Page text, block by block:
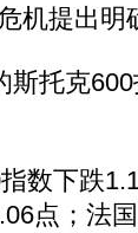
机提出明
托克600
下跌
点；法